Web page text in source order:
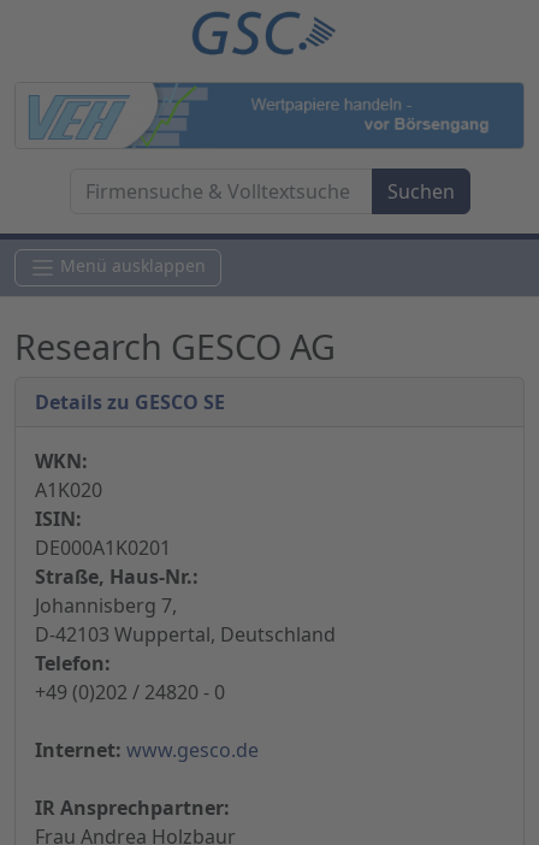
Menü ausklappen
Research GESCO AG
Details zu GESCO SE
WKN:
A1K020
ISIN:
DE000A1K0201
Straße, Haus-Nr.:
Johannisberg 7,
D-42103 Wuppertal, Deutschland
Telefon:
+49 (0)202 / 24820 - 0
Internet: www.gesco.de
IR Ansprechpartner:
Frau Andrea Holzbaur